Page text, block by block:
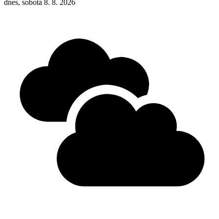
dnes, sobota 8. 8. 2026